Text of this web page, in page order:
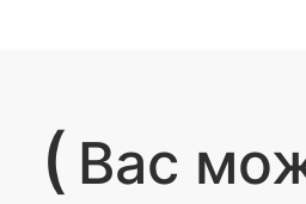
( Вас